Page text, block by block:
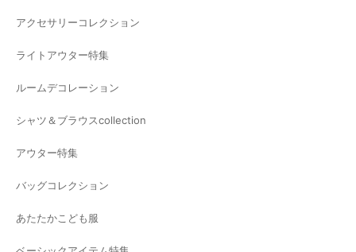
アクセサリーコレクション
ライトアウター特集
ルームデコレーション
シャツ＆ブラウスcollection
アウター特集
バッグコレクション
あたたかこども服